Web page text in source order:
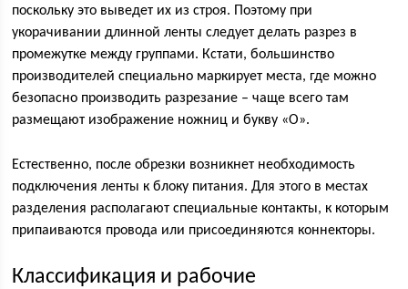
поскольку это выведет их из строя. Поэтому при
укорачивании длинной ленты следует делать разрез в
промежутке между группами. Кстати, большинство
производителей специально маркирует места, где можно
безопасно производить разрезание – чаще всего там
размещают изображение ножниц и букву «О».
Естественно, после обрезки возникнет необходимость
подключения ленты к блоку питания. Для этого в местах
разделения располагают специальные контакты, к которым
припаиваются провода или присоединяются коннекторы.
Классификация и рабочие